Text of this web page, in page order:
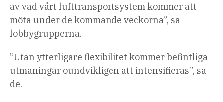
av vad vårt lufttransportsystem kommer att
möta under de kommande veckorna”, sa
lobbygrupperna.
”Utan ytterligare flexibilitet kommer befintliga
utmaningar oundvikligen att intensifieras”, sa
de.